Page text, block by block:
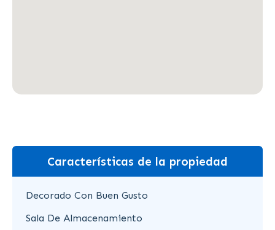
Características de la propiedad
Decorado Con Buen Gusto
Sala De Almacenamiento